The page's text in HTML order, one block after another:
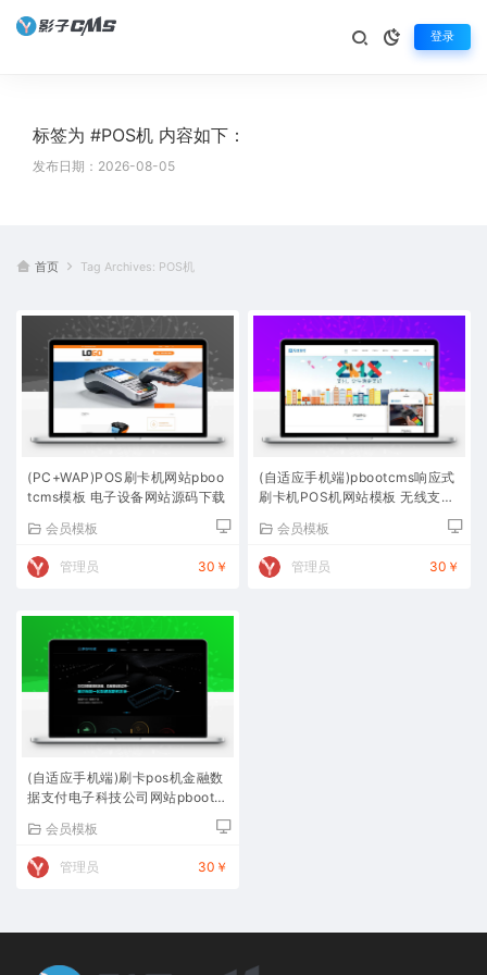
登录
标签为 #POS机 内容如下：
发布日期：2026-08-05
首页 Tag Archives: POS机
(PC+WAP)POS刷卡机网站pboo
tcms模板 电子设备网站源码下载
会员模板
管理员 30￥
(自适应手机端)pbootcms响应式
刷卡机POS机网站模板 无线支付
会员模板
管理员 30￥
(自适应手机端)刷卡pos机金融数
据支付电子科技公司网站pbootc
会员模板
管理员 30￥